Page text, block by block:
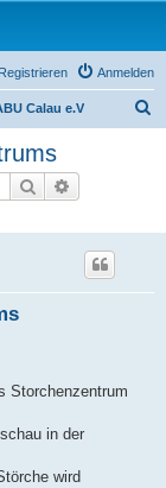
Anmelden
Registrieren
Calau e.V
Suche
Storchenzentrum
in der
wird